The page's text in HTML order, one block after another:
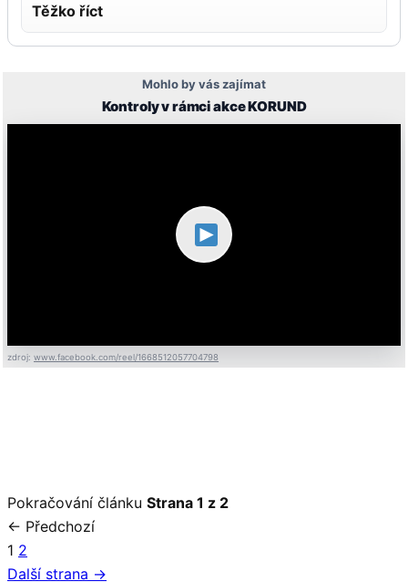
Těžko říct
Mohlo by vás zajímat
Kontroly v rámci akce KORUND
zdroj: www.facebook.com/reel/1668512057704798
Pokračování článku Strana 1 z 2
← Předchozí
1 2
Další strana →